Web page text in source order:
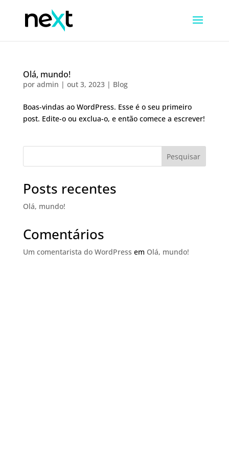
Olá, mundo!
por admin | out 3, 2023| Blog
Boas-vindas ao WordPress. Esse é o seu primeiro
post. Edite-o ou exclua-o, e então comece a escrever!
Pesquisar
Posts recentes
Olá, mundo!
Comentários
Um comentarista do WordPress em Olá, mundo!